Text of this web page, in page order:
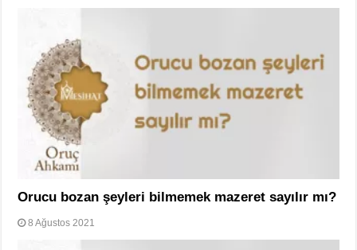
Orucu bozan şeyleri bilmemek mazeret sayılır mı?
8 Ağustos 2021